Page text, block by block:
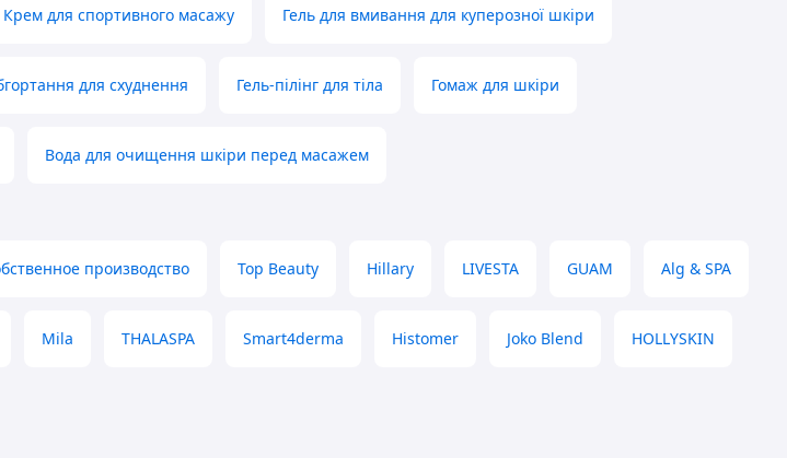
Крем для спортивного масажу Гель для вмивання для куперозної шкіри
для схуднення Гель-пілінг для тіла Гомаж для шкіри
Вода для очищення шкіри перед масажем
производство Top Beauty Hillary LIVESTA GUAM Alg & SPA
Mila THALASPA Smart4derma Histomer Joko Blend HOLLYSKIN